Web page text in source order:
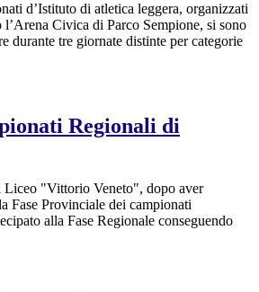
d’Istituto di atletica leggera, organizzati
l’Arena Civica di Parco Sempione, si sono
durante tre giornate distinte per categorie
Regionali di
Liceo "Vittorio Veneto", dopo aver
Fase Provinciale dei campionati
alla Fase Regionale conseguendo